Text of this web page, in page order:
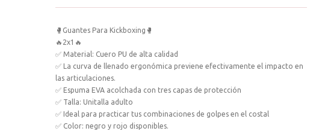
🥊Guantes Para Kickboxing🥊
🔥2x1🔥
✅ Material: Cuero PU de alta calidad
✅ La curva de llenado ergonómica previene efectivamente el impacto en
las articulaciones.
✅ Espuma EVA acolchada con tres capas de protección
✅ Talla: Unitalla adulto
✅ Ideal para practicar tus combinaciones de golpes en el costal
✅ Color: negro y rojo disponibles.